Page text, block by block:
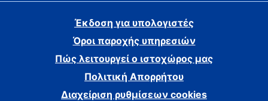
Έκδοση για υπολογιστές
Όροι παροχής υπηρεσιών
Πώς λειτουργεί ο ιστοχώρος μας
Πολιτική Απορρήτου
Διαχείριση ρυθμίσεων cookies